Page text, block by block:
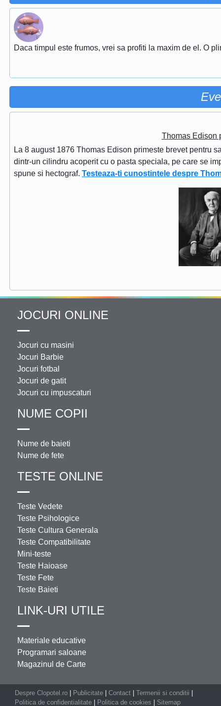
Daca timpul este frumos, vrei sa profiti la maxim de el. O
Thomas Edison
La 8 august 1876 Thomas Edison primeste brevet pentru
dintr-un cilindru acoperit cu o pasta speciala, pe care se
spune si hectograf. Testeaza-ti cunostintele despre
JOCURI ONLINE
Jocuri cu masini
Jocuri Barbie
Jocuri fotbal
Jocuri de gatit
Jocuri cu impuscaturi
NUME COPII
Nume de baieti
Nume de fete
TESTE ONLINE
Teste Vedete
Teste Psihologice
Teste Cultura Generala
Teste Compatibilitate
Mini-teste
Teste Haioase
Teste Fete
Teste Baieti
LINK-URI UTILE
Materiale educative
Programari saloane
Magazinul de Carte
Despre Clopotel.ro Publicitate Contact Termenii si conditii
Politica de confidentialitate
Politica de cookies Sitemap